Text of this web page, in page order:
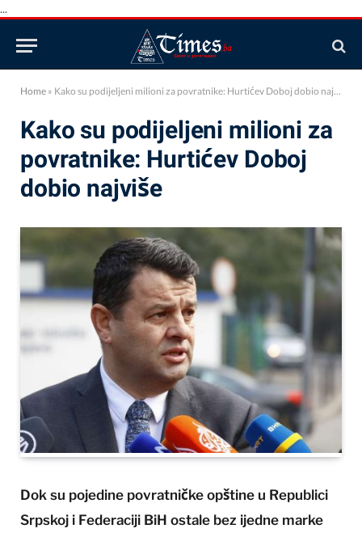
...
Home » Kako su podijeljeni milioni za povratnike: Hurtićev Doboj dobio najviše
Kako su podijeljeni milioni za
povratnike: Hurtićev Doboj
dobio najviše
Dok su pojedine povratničke opštine u Republici
Srpskoj i Federaciji BiH ostale bez ijedne marke